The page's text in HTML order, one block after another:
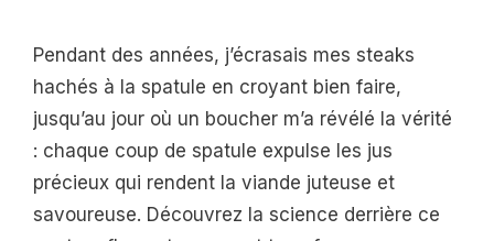
Pendant des années, j’écrasais mes steaks
hachés à la spatule en croyant bien faire,
jusqu’au jour où un boucher m’a révélé la vérité
: chaque coup de spatule expulse les jus
précieux qui rendent la viande juteuse et
savoureuse. Découvrez la science derrière ce